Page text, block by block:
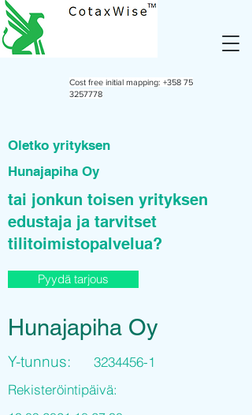
Cost free initial mapping: +358 75
3257778
Oletko yrityksen
Hunajapiha Oy
tai jonkun toisen yrityksen
edustaja ja tarvitset
tilitoimistopalvelua?
Pyydä tarjous
Hunajapiha Oy
Y-tunnus:
3234456-1
Rekisteröintipäivä: